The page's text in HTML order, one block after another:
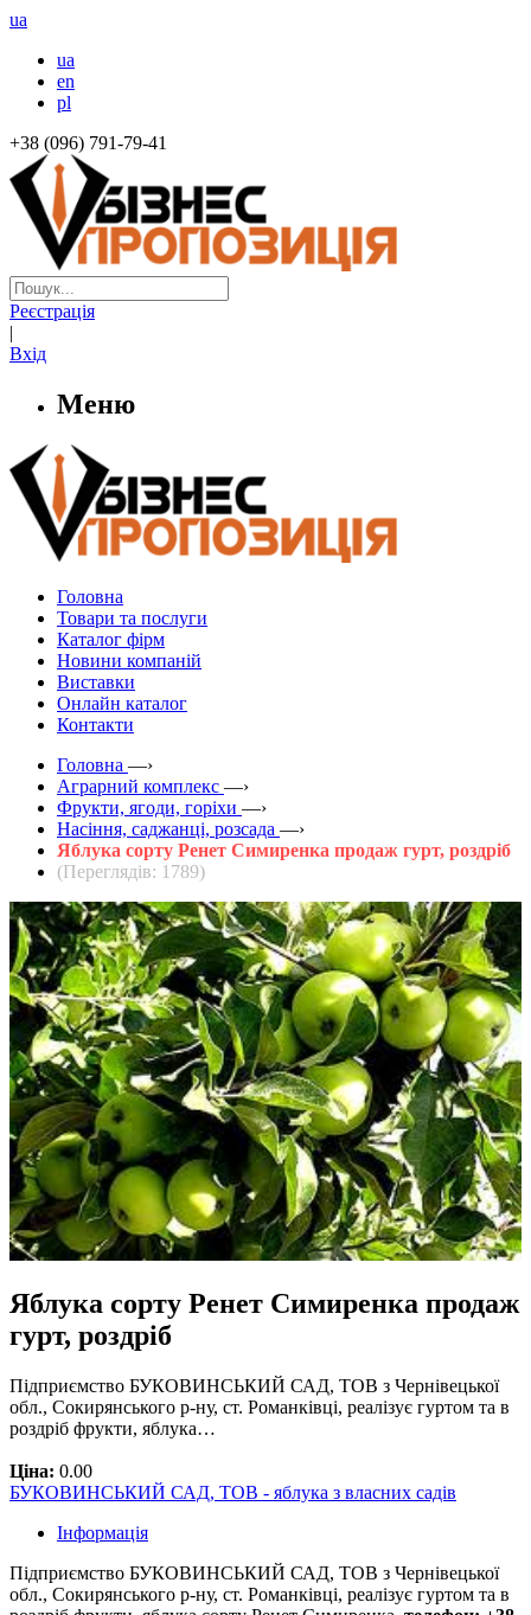
ua
ua
en
pl
+38 (096) 791-79-41
Реєстрація
|
Вхід
Меню
Головна
Товари та послуги
Каталог фірм
Новини компаній
Виставки
Онлайн каталог
Контакти
Головна —›
Аграрний комплекс —›
Фрукти, ягоди, горіхи —›
Насіння, саджанці, розсада —›
Яблука сорту Ренет Симиренка продаж гурт, роздріб
(Переглядів: 1789)
Яблука сорту Ренет Симиренка продаж
гурт, роздріб
Підприємство БУКОВИНСЬКИЙ САД, ТОВ з Чернівецької
обл., Сокирянського р-ну, ст. Романківці, реалізує гуртом та в
роздріб фрукти, яблука…
Ціна: 0.00
БУКОВИНСЬКИЙ САД, ТОВ - яблука з власних садів
Інформація
Підприємство БУКОВИНСЬКИЙ САД, ТОВ з Чернівецької
обл., Сокирянського р-ну, ст. Романківці, реалізує гуртом та в